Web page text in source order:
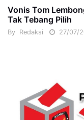
Vonis Tom
Tak Tebang Pilih
By Redaksi 27/07/